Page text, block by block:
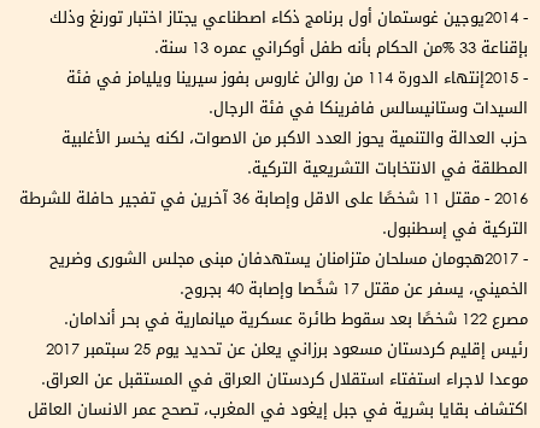
- 2014يوجين غوستمان أول برنامج ذكاء اصطناعي يجتاز اختبار تورنغ وذلك
بإقناعة 33 %من الحكام بأنه طفل أوكراني عمره 13 سنة.
- 2015إنتهاء الدورة 114 من روالن غاروس بفوز سيرينا ويليامز في فئة
السيدات وستانيسالس فافرينكا في فئة الرجال.
حزب العدالة والتنمية يحوز العدد الاكبر من الاصوات، لكنه يخسر الأغلبية
المطلقة في الانتخابات التشريعية التركية.
2016 - مقتل 11 شخصًا على الاقل وإصابة 36 آخرين في تفجير حافلة للشرطة
التركية في إسطنبول.
- 2017هجومان مسلحان متزامنان يستهدفان مبنى مجلس الشورى وضريح
الخميني، يسفر عن مقتل 17 شخًصا وإصابة 40 بجروح.
مصرع 122 شخصًا بعد سقوط طائرة عسكرية ميانمارية في بحر أندامان.
رئيس إقليم كردستان مسعود برزاني يعلن عن تحديد يوم 25 سبتمبر 2017
موعدا لاجراء استفتاء استقلال كردستان العراق في المستقبل عن العراق.
اكتشاف بقايا بشرية في جبل إيغود في المغرب، تصحح عمر الانسان العاقل